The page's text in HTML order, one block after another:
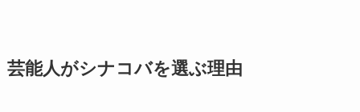
芸能人がシナコバを選ぶ理由